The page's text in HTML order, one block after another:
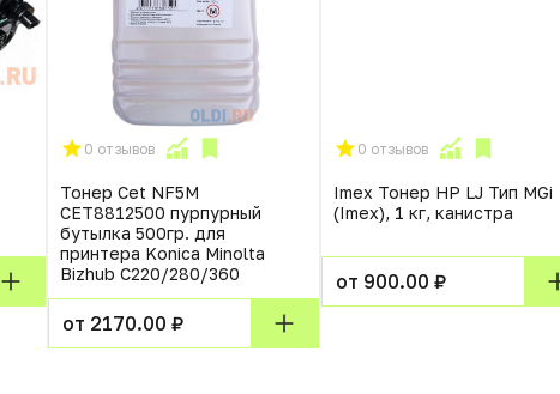
0 отзывов
Тонер Cet NF5M
CET8812500 пурпурный
бутылка 500гр. для
принтера Konica Minolta
Bizhub C220/280/360
от 2170.00 ₽
0 отзывов
Imex Тонер HP LJ Тип MGi
(Imex), 1 кг, канистра
от 900.00 ₽